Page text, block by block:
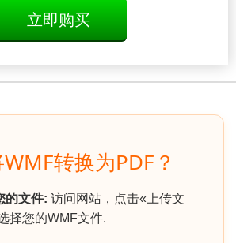
立即购买
转换为PDF？
的文件: 访问网站，点击«上传文
择您的WMF文件.